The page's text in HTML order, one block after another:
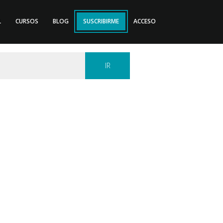
CURSOS BLOG SUSCRIBIRME ACCESO